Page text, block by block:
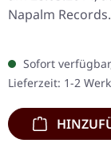
Napalm Records.
Schwarzes
versiegelt! "Cock
ist eine
die rohe…
Sofort
Lieferzeit: 1-2